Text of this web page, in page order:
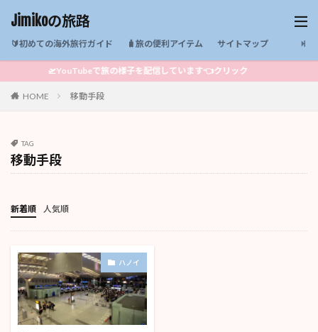
Jimikoの旅路
🔰初めての海外旅行ガイド 🧳旅の便利アイテム サイトマップ
🛫YouTubeで旅の様子を配信しています👈クリック
HOME 移動手段
TAG
移動手段
新着順 人気順
ハノイ